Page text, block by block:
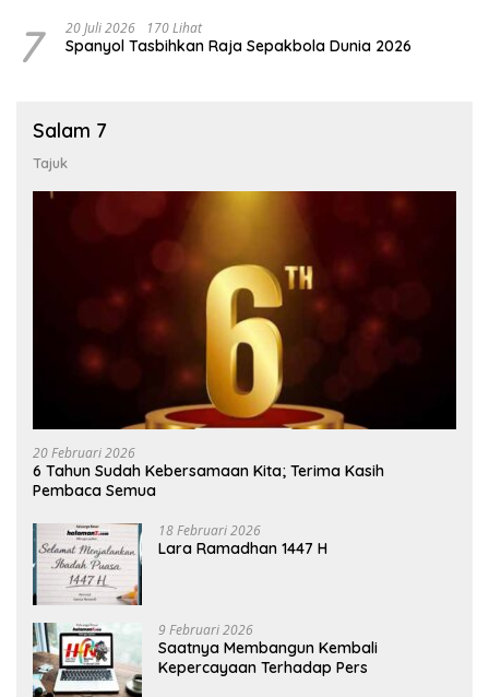
7 20 Juli 2026 170 Lihat
Spanyol Tasbihkan Raja Sepakbola Dunia 2026
Salam 7
Tajuk
20 Februari 2026
6 Tahun Sudah Kebersamaan Kita; Terima Kasih
Pembaca Semua
18 Februari 2026
Lara Ramadhan 1447 H
9 Februari 2026
Saatnya Membangun Kembali
Kepercayaan Terhadap Pers